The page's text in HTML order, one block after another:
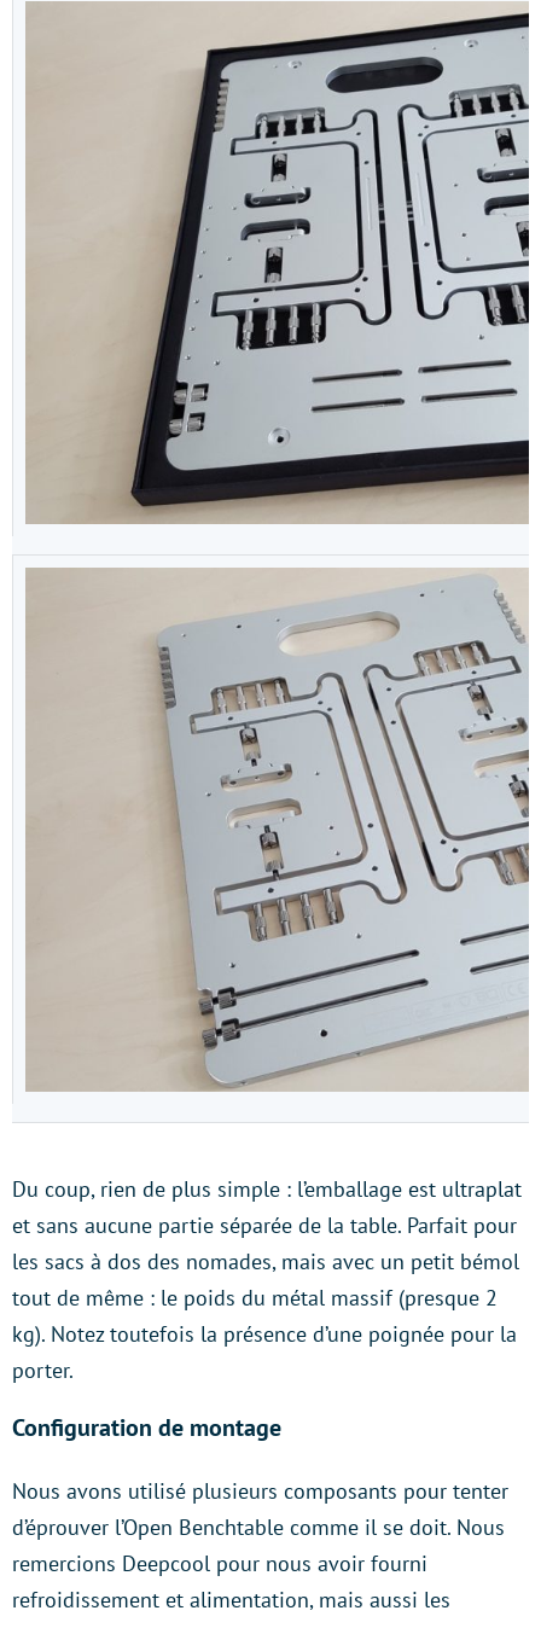
Du coup, rien de plus simple : l’emballage est ultraplat
et sans aucune partie séparée de la table. Parfait pour
les sacs à dos des nomades, mais avec un petit bémol
tout de même : le poids du métal massif (presque 2
kg). Notez toutefois la présence d’une poignée pour la
porter.
Configuration de montage
Nous avons utilisé plusieurs composants pour tenter
d’éprouver l’Open Benchtable comme il se doit. Nous
remercions Deepcool pour nous avoir fourni
refroidissement et alimentation, mais aussi les